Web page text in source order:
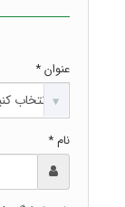
عنوان *
نام *